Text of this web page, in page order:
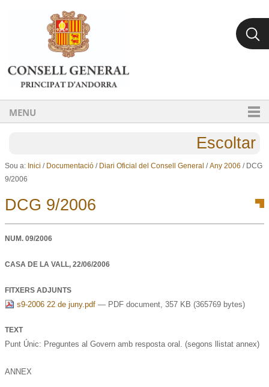
Ves al contingut.
Salta a la navegació
MENU
Escoltar
Sou a: Inici / Documentació / Diari Oficial del Consell General /Any 2006 / DCG
9/2006
DCG 9/2006
NUM.09/2006
CASA DE LA VALL,22/06/2006
FITXERS ADJUNTS
s9-2006 22 de juny.pdf— PDF document, 357 KB (365769 bytes)
TEXT
Punt Únic: Preguntes al Govern amb resposta oral. (segons llistat annex)
ANNEX